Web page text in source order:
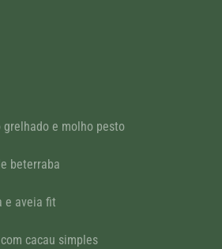
grelhado e molho pesto
beterraba
e aveia fit
cacau simples